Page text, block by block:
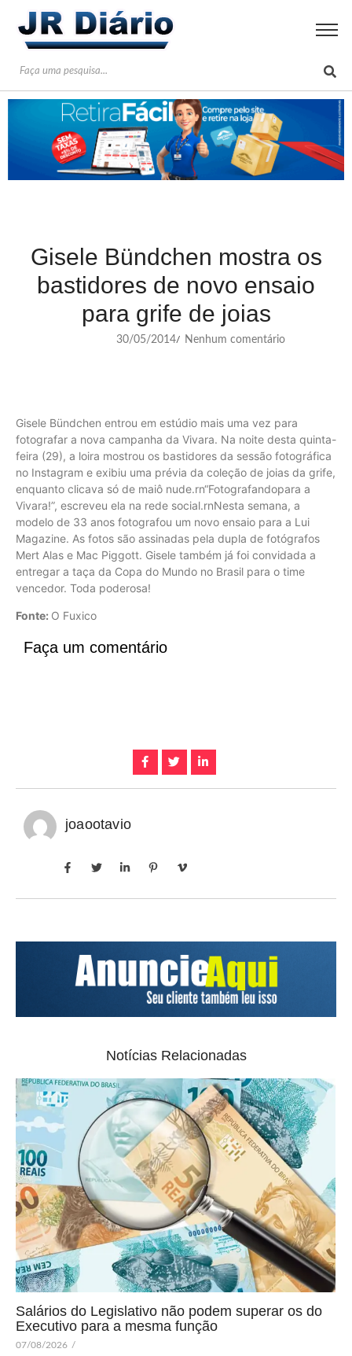
Gisele Bündchen mostra os
bastidores de novo ensaio
para grife de joias
30/05/2014/ Nenhum comentário
Gisele Bündchen entrou em estúdio mais uma vez para
fotografar a nova campanha da Vivara. Na noite desta quinta-
feira (29), a loira mostrou os bastidores da sessão fotográfica
no Instagram e exibiu uma prévia da coleção de joias da grife,
enquanto clicava só de maiô nude.rn“Fotografandopara a
Vivara!”, escreveu ela na rede social.rnNesta semana, a
modelo de 33 anos fotografou um novo ensaio para a Lui
Magazine. As fotos são assinadas pela dupla de fotógrafos
Mert Alas e Mac Piggott. Gisele também já foi convidada a
entregar a taça da Copa do Mundo no Brasil para o time
vencedor. Toda poderosa!
Fonte: O Fuxico
Faça um comentário
joaootavio
Notícias Relacionadas
Salários do Legislativo não podem superar os do
Executivo para a mesma função
07/08/2026 /